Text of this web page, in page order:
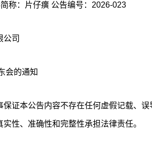
称：片仔癀 公告编号：2026-023
公司
会的通知
保证本公告内容不存在任何虚假记载、误
性、准确性和完整性承担法律责任。